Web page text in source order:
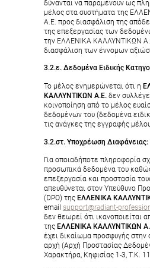
δύνανται να παραμένουν ως
μέλος στα συστήματα της
Α.Ε. προς διασφάλιση της
της επεξεργασίας των
την ΕΛΛΕΝΙΚΑ ΚΑΛΛΥΝΤΙΚΩΝ
διασφάλιση των έννομων
3.2.ε. Δεδομένα Ειδικής
Το μέλος ενημερώνεται ότι η
ΚΑΛΛΥΝΤΙΚΩΝ Α.Ε. δεν
κοινοποίηση από το μέλος
δεδομένων του (δεδομένα
τις ανάγκες της εγγραφής
3.2.στ. Υποχρέωση Διαφάνειας:
Για οποιαδήποτε πληροφορία
προσωπικά δεδομένα του
επεξεργασία και προστασία
απευθύνεται στον Υπεύθυνο
(DPO) της ΕΛΛΕΝΙΚΑ
emailsupport@radiant-
δεν θεωρεί ότι ικανοποιείται
της ΕΛΛΕΝΙΚΑ ΚΑΛΛΥΝΤΙΚΩΝ
έχει δικαίωμα προσφυγής στην
αρχή (Αρχή Προστασίας
Χαρακτήρα, Κηφισίας 1-3, Τ.Κ.